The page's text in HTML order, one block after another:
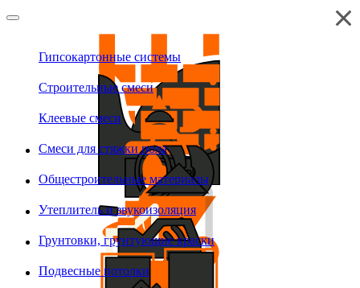
Гипсокартонные системы
Строительные смеси
Клеевые смеси
Смеси для стяжки пола
Общестроительные материалы
Утеплитель и звукоизоляция
Грунтовки, грунтующие краски
Подвесные потолки